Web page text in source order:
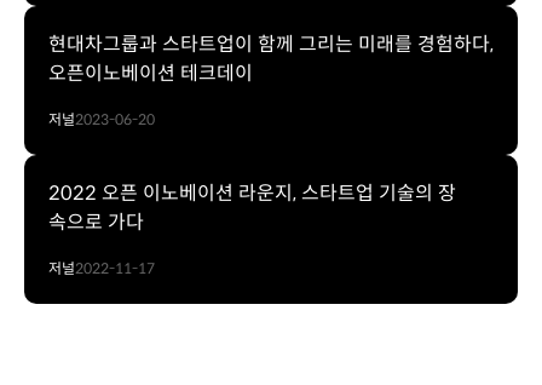
현대차그룹과 스타트업이 함께 그리는 미래를 경험하다,
오픈이노베이션 테크데이
저널2023-06-20
2022 오픈 이노베이션 라운지, 스타트업 기술의 장
속으로 가다
저널2022-11-17